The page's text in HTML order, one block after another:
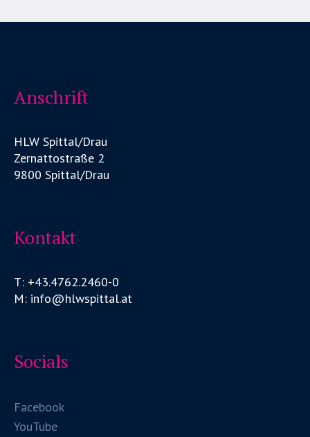
Anschrift
HLW Spittal/Drau
Zernattostraße 2
9800 Spittal/Drau
Kontakt
T: +43.4762.2460-0
M: info@hlwspittal.at
Socials
Facebook
YouTube